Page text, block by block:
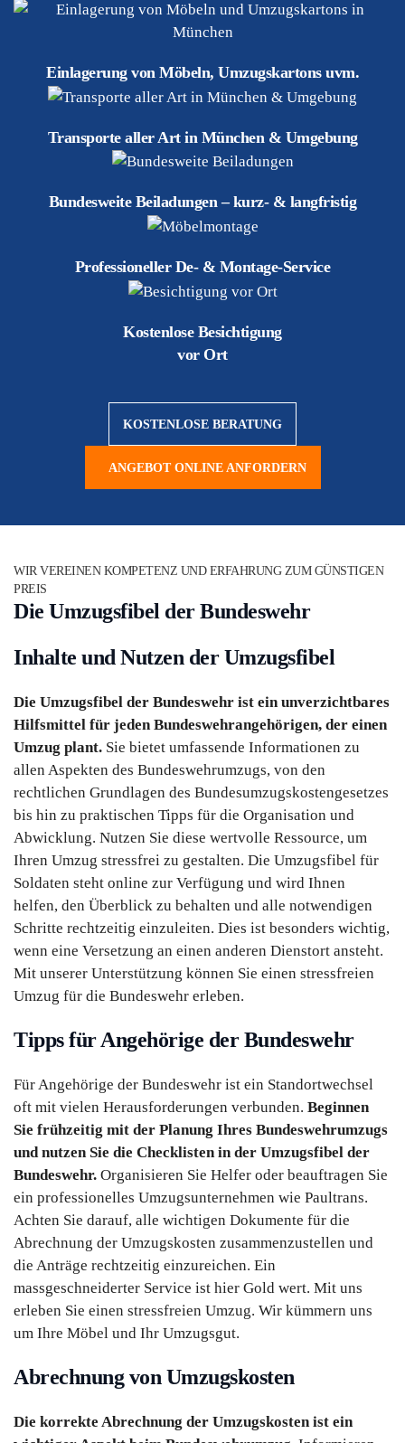
Einlagerung von Möbeln, Umzugskartons uvm.
Transporte aller Art in München & Umgebung
Bundesweite Beiladungen – kurz- & langfristig
Professioneller De- & Montage-Service
Kostenlose Besichtigung
vor Ort
KOSTENLOSE BERATUNG
ANGEBOT ONLINE ANFORDERN
WIR VEREINEN KOMPETENZ UND ERFAHRUNG ZUM GÜNSTIGEN
PREIS
Die Umzugsfibel der Bundeswehr
Inhalte und Nutzen der Umzugsfibel
Die Umzugsfibel der Bundeswehr ist ein unverzichtbares
Hilfsmittel für jeden Bundeswehrangehörigen, der einen
Umzug plant. Sie bietet umfassende Informationen zu
allen Aspekten des Bundeswehrumzugs, von den
rechtlichen Grundlagen des Bundesumzugskostengesetzes
bis hin zu praktischen Tipps für die Organisation und
Abwicklung. Nutzen Sie diese wertvolle Ressource, um
Ihren Umzug stressfrei zu gestalten. Die Umzugsfibel für
Soldaten steht online zur Verfügung und wird Ihnen
helfen, den Überblick zu behalten und alle notwendigen
Schritte rechtzeitig einzuleiten. Dies ist besonders wichtig,
wenn eine Versetzung an einen anderen Dienstort ansteht.
Mit unserer Unterstützung können Sie einen stressfreien
Umzug für die Bundeswehr erleben.
Tipps für Angehörige der Bundeswehr
Für Angehörige der Bundeswehr ist ein Standortwechsel
oft mit vielen Herausforderungen verbunden. Beginnen
Sie frühzeitig mit der Planung Ihres Bundeswehrumzugs
und nutzen Sie die Checklisten in der Umzugsfibel der
Bundeswehr. Organisieren Sie Helfer oder beauftragen Sie
ein professionelles Umzugsunternehmen wie Paultrans.
Achten Sie darauf, alle wichtigen Dokumente für die
Abrechnung der Umzugskosten zusammenzustellen und
die Anträge rechtzeitig einzureichen. Ein
massgeschneiderter Service ist hier Gold wert. Mit uns
erleben Sie einen stressfreien Umzug. Wir kümmern uns
um Ihre Möbel und Ihr Umzugsgut.
Abrechnung von Umzugskosten
Die korrekte Abrechnung der Umzugskosten ist ein